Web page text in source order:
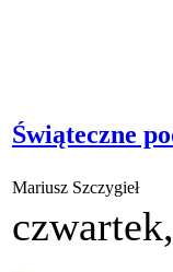
Świąteczne
Mariusz Szczygieł